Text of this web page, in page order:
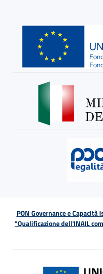
PON Governance e
"Qualificazione dell'INAIL